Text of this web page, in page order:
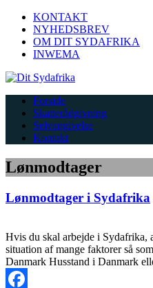
KONTAKT
NYHEDSBREV
OM DIT SYDAFRIKA
INWEMA
Forside
Skatterådgivning
Selvangivelse
Kontakt
Lønmodtager
Lønmodtager i Sydafrika
Hvis du skal arbejde i Sydafrika,
situation af mange faktorer så
Danmark Husstand i Danmark